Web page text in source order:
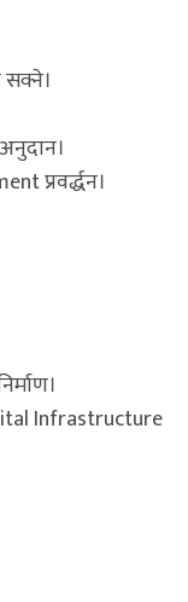
सक्ने।
प्रवर्द्धन।
Infrastructure